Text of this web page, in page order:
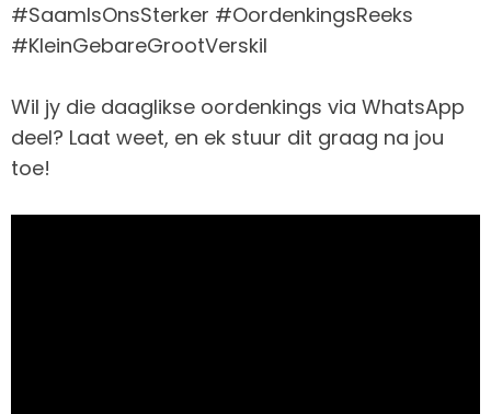
#SaamIsOnsSterker #OordenkingsReeks
#KleinGebareGrootVerskil
Wil jy die daaglikse oordenkings via WhatsApp
deel? Laat weet, en ek stuur dit graag na jou
toe!